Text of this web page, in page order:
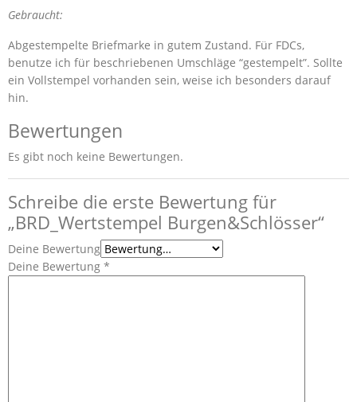
Gebraucht:
Abgestempelte Briefmarke in gutem Zustand. Für FDCs,
benutze ich für beschriebenen Umschläge “gestempelt”. Sollte
ein Vollstempel vorhanden sein, weise ich besonders darauf
hin.
Bewertungen
Es gibt noch keine Bewertungen.
Schreibe die erste Bewertung für
„BRD_Wertstempel Burgen&Schlösser“
Deine Bewertung
Deine Bewertung *